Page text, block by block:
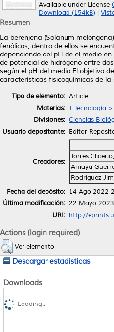
Available under License
Download (154kB)
Resumen
La berenjena (Solanum
fenólicos, dentro de ellos se
dependiendo del pH de el medio
de potencial de hidrógeno entre
según el pH del medio El objetivo
características fisicoquímicas de
Tipo de elemento: Article
Materias: T Tecnología
Divisiones: Ciencias
Usuario depositante: Editor
Creadores:
Torres
Amaya
Rodríguez
Fecha del depósito: 14 Ago 2022
Última modificación: 22 Mayo
URI: http://
Actions (login required)
Ver elemento
Descargar estadísticas
Downloads
Loading...